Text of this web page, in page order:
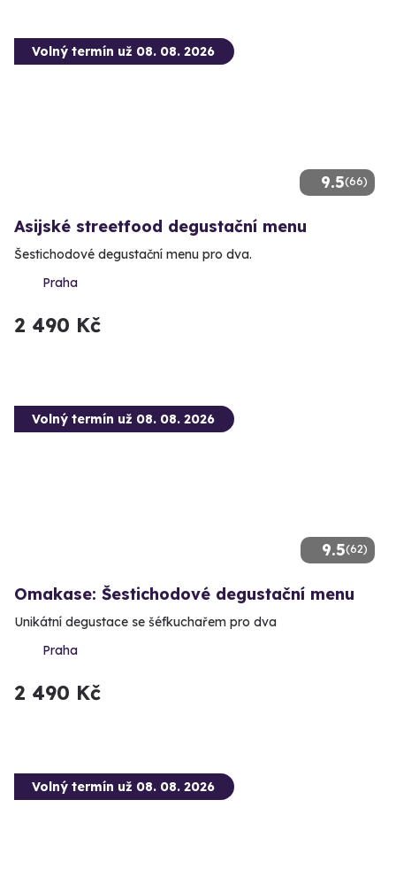
9.5(66)
Volný termín už 08. 08. 2026
Asijské streetfood degustační menu
Šestichodové degustační menu pro dva.
Praha
2 490 Kč
9.5(62)
Volný termín už 08. 08. 2026
Omakase: Šestichodové degustační menu
Unikátní degustace se šéfkuchařem pro dva
Praha
2 490 Kč
Volný termín už 08. 08. 2026